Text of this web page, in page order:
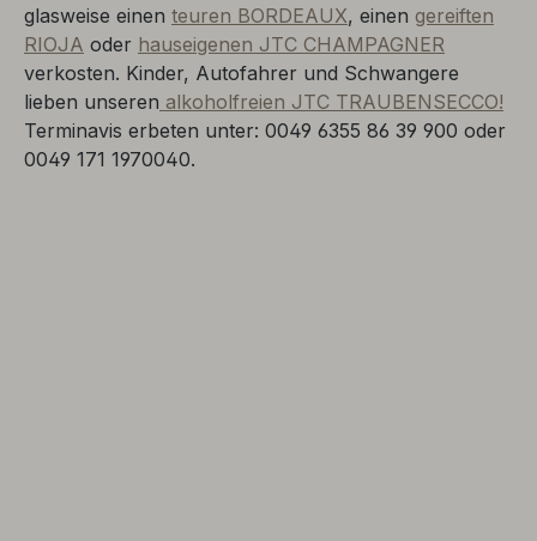
glasweise einen teuren BORDEAUX, einen gereiften
RIOJA oder hauseigenen JTC CHAMPAGNER
verkosten. Kinder, Autofahrer und Schwangere
lieben unseren alkoholfreien JTC TRAUBENSECCO!
Terminavis erbeten unter: 0049 6355 86 39 900 oder
0049 171 1970040.